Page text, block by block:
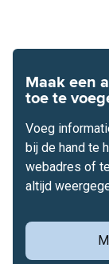
Maak een
toe te
Voeg
bij de hand te
webadres of
altijd